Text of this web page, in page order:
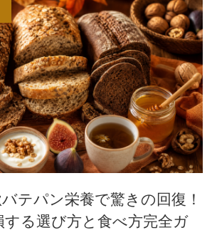
バテパン栄養で驚きの回復！
る選び方と食べ方完全ガ